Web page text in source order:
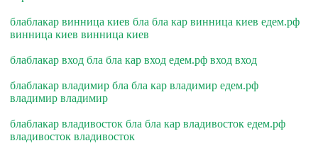
блаблакар винница киев бла бла кар винница киев едем.рф
винница киев винница киев
блаблакар вход бла бла кар вход едем.рф вход вход
блаблакар владимир бла бла кар владимир едем.рф
владимир владимир
блаблакар владивосток бла бла кар владивосток едем.рф
владивосток владивосток